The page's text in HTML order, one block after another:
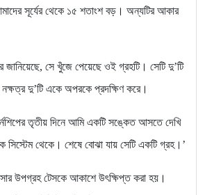
সূর্যের থেকে ১৫ শতাংশ বড়। অন্যটির আকার
সে খুঁজে পেয়েছে ওই গ্রহটি। সেটি দু’টি
দু’টি একে অপরকে প্রদক্ষিণ করে।
তৃতীয় দিনে আমি একটি সঙ্কেত আসতে দেখি
সিস্টেম থেকে। শেষে বোঝা যায় সেটি একটি গ্রহ।’
উপগ্রহ টেসকে আকাশে উৎক্ষিপ্ত করা হয়।